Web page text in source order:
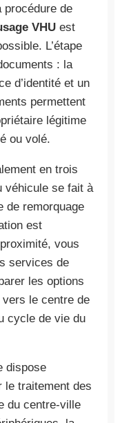
procédure de
VHU est
L’étape
: la
d’identité et un
permettent
légitime
ou volé.
en trois
véhicule se fait à
de remorquage
est
vous
services de
les options
le centre de
cycle de vie du
dispose
le traitement des
du centre-ville